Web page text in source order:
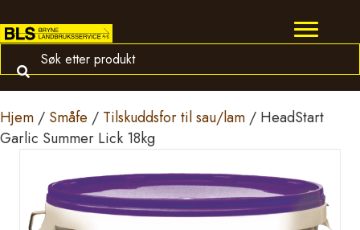
Hjem / Småfe / Tilskuddsfor til sau/lam / HeadStart
Garlic Summer Lick 18kg